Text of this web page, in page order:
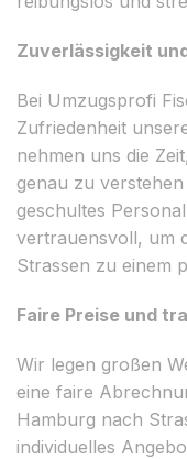
Zuverlässigkeit
Bei Umzugsprofi
Zufriedenheit
nehmen uns die
genau zu
geschultes
vertrauensvoll, um
Strassen zu einem
Faire Preise und
Wir legen großen
eine faire
Hamburg nach
individuelles